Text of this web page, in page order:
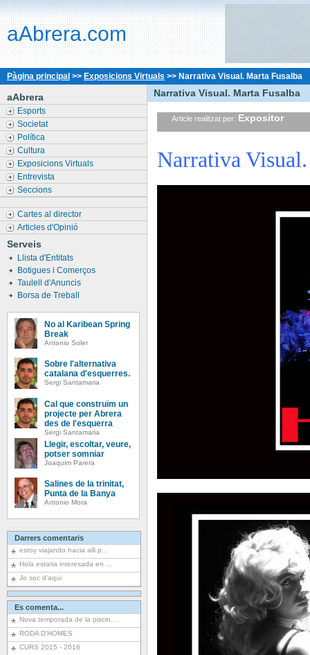
aAbrera.com
Pàgina principal >> Exposicions Virtuals >> Narrativa Visual. Marta Fusalba
aAbrera
Esports
Societat
Política
Cultura
Exposicions Virtuals
Entrevista
Seccions
Cartes al director
Articles d'Opinió
Serveis
Llista d'Entitats
Botigues i Comerços
Taulell d'Anuncis
Borsa de Treball
No al Karibean Spring
Break
Antonio Soler
Sobre l'alternativa
catalana d'esquerres.
Sergi Santamaria
Cal que construïm un
projecte per Abrera
des de l'esquerra
Sergi Santamaria
Llegir, escoltar, veure,
potser somniar
Joaquim Parera
Salines de la trinitat,
Punta de la Banya
Antonio Mora
Darrers comentaris
estoy viajando hacia alli p...
Hola estaria interesada en ...
Jo soc d'aqui
Es comenta...
Nova temporada de la piscin...
RODA D'HOMES
CURS 2015 - 2016
Narrativa Visual. Marta Fusalba
Article realitzat per: Expositor
Narrativa Visual.